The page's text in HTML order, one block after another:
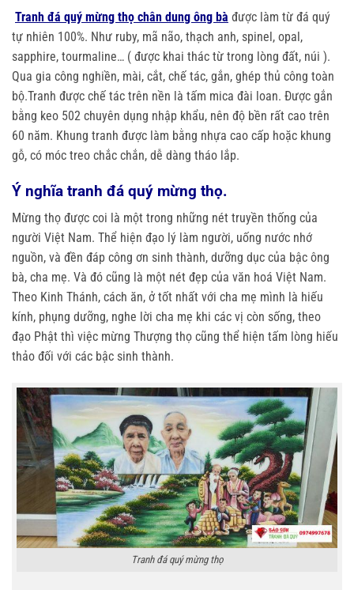
Tranh đá quý mừng thọ chân dung ông bà được làm từ đá quý
tự nhiên 100%. Như ruby, mã não, thạch anh, spinel, opal,
sapphire, tourmaline… ( được khai thác từ trong lòng đất, núi ).
Qua gia công nghiền, mài, cắt, chế tác, gắn, ghép thủ công toàn
bộ.Tranh được chế tác trên nền là tấm mica đài loan. Được gắn
bằng keo 502 chuyên dụng nhập khẩu, nên độ bền rất cao trên
60 năm. Khung tranh được làm bằng nhựa cao cấp hoặc khung
gỗ, có móc treo chắc chắn, dễ dàng tháo lắp.
Ý nghĩa tranh đá quý mừng thọ.
Mừng thọ được coi là một trong những nét truyền thống của
người Việt Nam. Thể hiện đạo lý làm người, uống nước nhớ
nguồn, và đền đáp công ơn sinh thành, dưỡng dục của bậc ông
bà, cha mẹ. Và đó cũng là một nét đẹp của văn hoá Việt Nam.
Theo Kinh Thánh, cách ăn, ở tốt nhất với cha mẹ mình là hiếu
kính, phụng dưỡng, nghe lời cha mẹ khi các vị còn sống, theo
đạo Phật thì việc mừng Thượng thọ cũng thể hiện tấm lòng hiếu
thảo đối với các bậc sinh thành.
Tranh đá quý mừng thọ